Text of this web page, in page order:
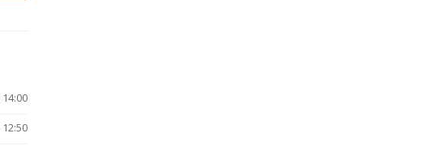
14:00
12:50